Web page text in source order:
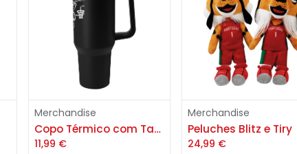
Adicionar
Merchandise
Copo Térmico com Tampa FPB 1,2L
11,99 €
Adicionar
Merchandise
Peluches Blitz e Tiry
24,99 €